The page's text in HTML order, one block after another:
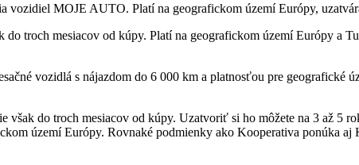
vozidiel MOJE AUTO. Platí na geografickom území Európy,
troch mesiacov od kúpy. Platí na geografickom území Európy a
vozidlá s nájazdom do 6 000 km a platnosťou pre geografické
však do troch mesiacov od kúpy. Uzatvoriť si ho môžete na 3 až 5
území Európy. Rovnaké podmienky ako Kooperativa ponúka aj